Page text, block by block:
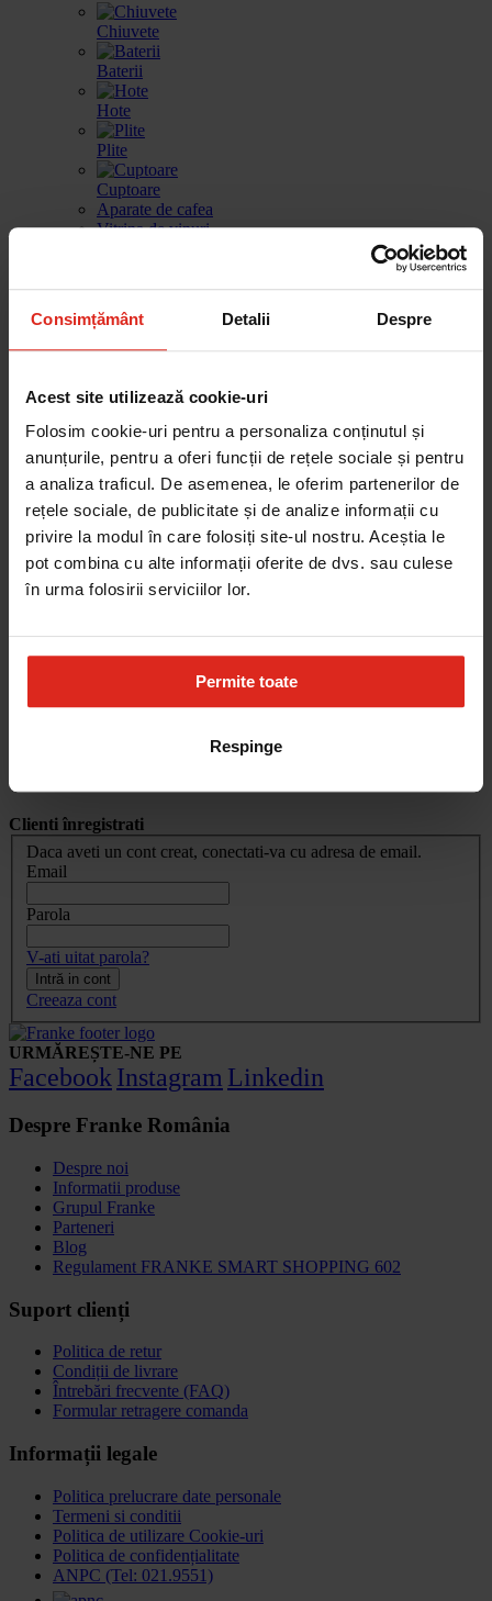
Consimțământ Detalii Despre
Acest site utilizează cookie-uri
Folosim cookie-uri pentru a personaliza conținutul și
anunțurile, pentru a oferi funcții de rețele sociale și pentru
a analiza traficul. De asemenea, le oferim partenerilor de
rețele sociale, de publicitate și de analize informații cu
privire la modul în care folosiți site-ul nostru. Aceștia le
pot combina cu alte informații oferite de dvs. sau culese
în urma folosirii serviciilor lor.
Permite toate
Respinge
Chiuvete
Baterii
Hote
Plite
Cuptoare
Aparate de cafea
Vitrina de vinuri
Masini de spalat vase
Frigidere
Gestionarea deseurilor
Accesorii
Piese de schimb
Cautare dupa produse
Cautare dupa piesa
Cautare dupa produse
Cautare dupa piesa
Catalog
Devino partener
Parteneri
Clienti înregistrati
Daca aveti un cont creat, conectati-va cu adresa de email.
Email
Parola
V-ati uitat parola?
Intră in cont
Creeaza cont
URMĂREȘTE-NE PE
FacebookInstagram Linkedin
Despre Franke România
Despre noi
Informatii produse
Grupul Franke
Parteneri
Blog
Regulament FRANKE SMART SHOPPING 602
Suport clienți
Politica de retur
Condiții de livrare
Întrebări frecvente (FAQ)
Formular retragere comanda
Informații legale
Politica prelucrare date personale
Termeni si conditii
Politica de utilizare Cookie-uri
Politica de confidențialitate
ANPC (Tel: 021.9551)